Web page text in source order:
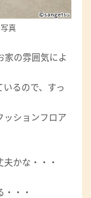
真
家の雰囲気によ
るので、すっ
ッションフロア
かな・・・
・・